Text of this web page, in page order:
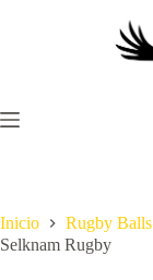
Inicio Rugby Balls
Selknam Rugby